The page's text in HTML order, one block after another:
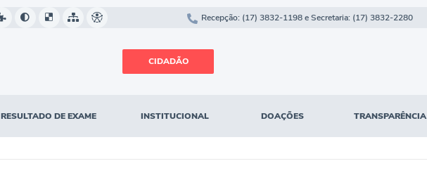
Recepção: (17) 3832-1198 e Secretaria: (17) 3832-2280
CIDADÃO
RESULTADO DE EXAME INSTITUCIONAL DOAÇÕES TRANSPARÊNCIA